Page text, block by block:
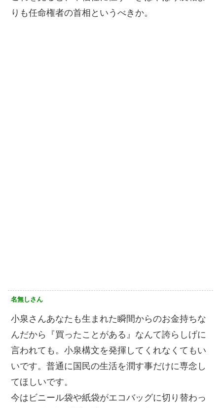
りも任命権者の首相というべきか。
名無しさん
小泉さんあなたも生まれた瞬間からのお金持ちな
んだから『買ったことがある』なんて誇らしげに
言われても。小泉構文を発揮してくれなくてもい
いです。普通に国民の生活を潤す事だけに専念し
てほしいです。
今はビニール袋や紙袋がエコバッグに切り替わっ